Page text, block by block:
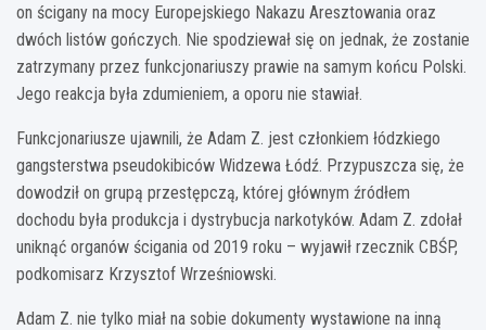
on ścigany na mocy Europejskiego Nakazu Aresztowania oraz
dwóch listów gończych. Nie spodziewał się on jednak, że zostanie
zatrzymany przez funkcjonariuszy prawie na samym końcu Polski.
Jego reakcja była zdumieniem, a oporu nie stawiał.
Funkcjonariusze ujawnili, że Adam Z. jest członkiem łódzkiego
gangsterstwa pseudokibiców Widzewa Łódź. Przypuszcza się, że
dowodził on grupą przestępczą, której głównym źródłem
dochodu była produkcja i dystrybucja narkotyków. Adam Z. zdołał
uniknąć organów ścigania od 2019 roku – wyjawił rzecznik CBŚP,
podkomisarz Krzysztof Wrześniowski.
Adam Z. nie tylko miał na sobie dokumenty wystawione na inną